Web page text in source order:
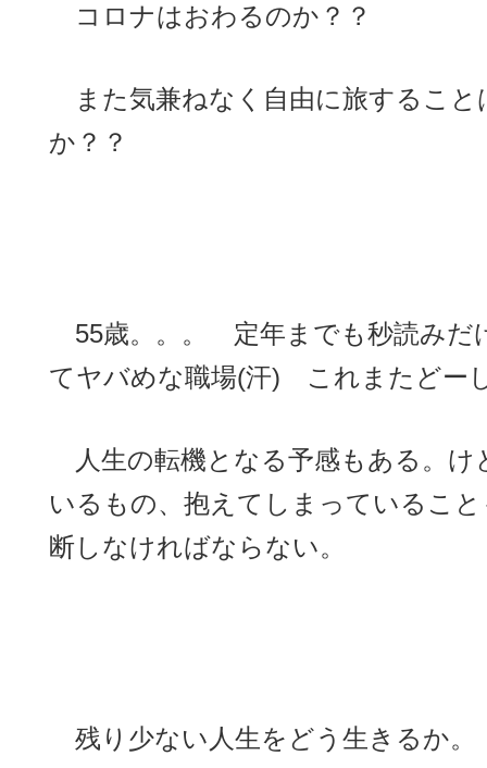
コロナはおわるのか？？
また気兼ねなく自由に旅すること
か？？
55歳。。。 定年までも秒読みだ
てヤバめな職場(汗) これまたどー
人生の転機となる予感もある。け
いるもの、抱えてしまっているこ
断しなければならない。
残り少ない人生をどう生きるか。